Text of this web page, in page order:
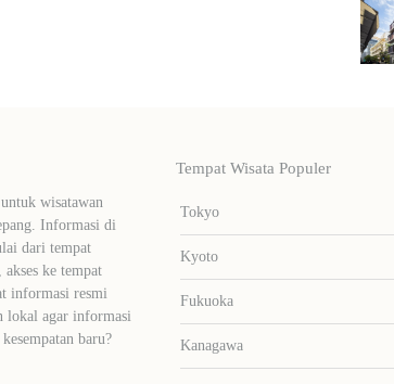
wisatawan
Informasi di
dari tempat
ke tempat
informasi resmi
lokal agar informasi
baru?
Tempat Wisata Populer
Tokyo
Kyoto
Fukuoka
Kanagawa